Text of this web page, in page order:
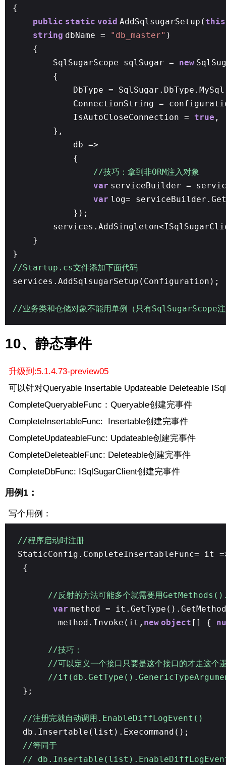
{
public static void AddSqlsugarSetup(this
string dbName = "db_master" )
{
SqlSugarScope sqlSugar = new
{
DbType =
ConnectionString =
IsAutoCloseConnection = true ,
},
db =>
{
//技巧：拿到非ORM注入对象
var serviceBuilder =
var log=
});
}
}
//Startup.cs文件添加下面代码
services.AddSqlsugarSetup(Configuration);
//业务类和仓储对象不能用单例（只有SqlSugarScope注
10、静态事件
升级到:5.1.4.73-preview05
可以针对Queryable Insertable Updateable Deleteable
CompleteQueryableFunc：Queryable创建完事件
CompleteInsertableFunc: Insertable创建完事件
CompleteUpdateableFunc: Updateable创建完事件
CompleteDeleteableFunc: Deleteable创建完事件
CompleteDbFunc: ISqlSugarClient创建完事件
用例1：
写个用例：
//程序启动时注册
StaticConfig.CompleteInsertableFunc= it
{
//反射的方法可能多个就需要用
var method =
method.Invoke(it, new object [] {
//技巧：
//可以定义一个接口只要是这个接口的才走这个
//
};
//注册完就自动调用.EnableDiffLogEvent()
db.Insertable(list).Execommand();
//等同于
//